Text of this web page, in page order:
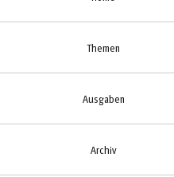
Themen
Ausgaben
Archiv